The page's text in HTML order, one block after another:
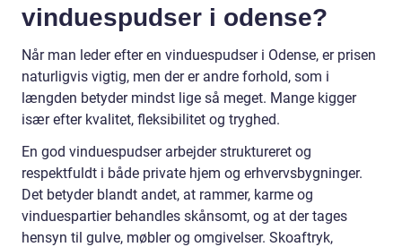
vinduespudser i odense?
Når man leder efter en vinduespudser i Odense, er prisen
naturligvis vigtig, men der er andre forhold, som i
længden betyder mindst lige så meget. Mange kigger
især efter kvalitet, fleksibilitet og tryghed.
En god vinduespudser arbejder struktureret og
respektfuldt i både private hjem og erhvervsbygninger.
Det betyder blandt andet, at rammer, karme og
vinduespartier behandles skånsomt, og at der tages
hensyn til gulve, møbler og omgivelser. Skoaftryk,